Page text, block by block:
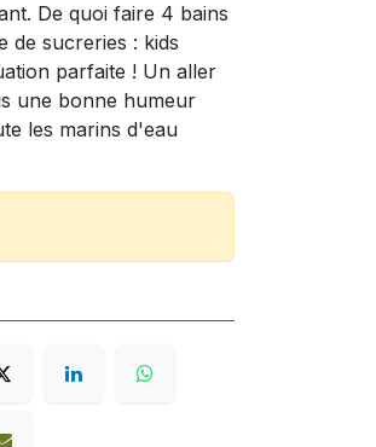
De quoi faire 4 bains
sucreries : kids
parfaite ! Un aller
une bonne humeur
les marins d'eau